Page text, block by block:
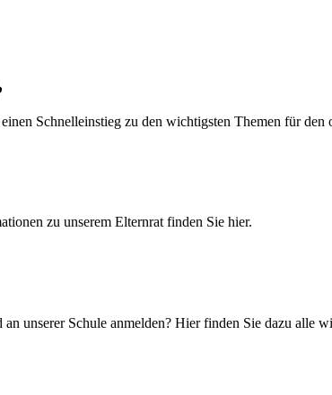
Schnelleinstieg zu den wichtigsten Themen für den
zu unserem Elternrat finden Sie hier.
unserer Schule anmelden? Hier finden Sie dazu alle